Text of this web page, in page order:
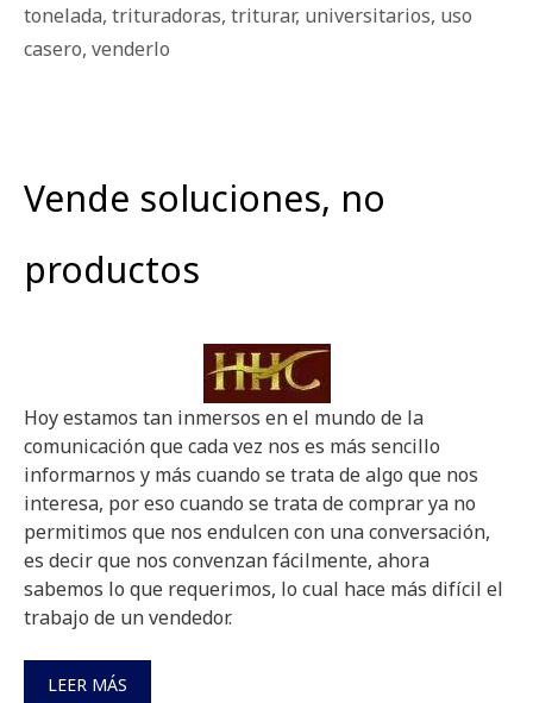
tonelada, trituradoras, triturar, universitarios, uso
casero, venderlo
Vende soluciones, no
productos
Hoy estamos tan inmersos en el mundo de la
comunicación que cada vez nos es más sencillo
informarnos y más cuando se trata de algo que nos
interesa, por eso cuando se trata de comprar ya no
permitimos que nos endulcen con una conversación,
es decir que nos convenzan fácilmente, ahora
sabemos lo que requerimos, lo cual hace más difícil el
trabajo de un vendedor.
LEER MÁS